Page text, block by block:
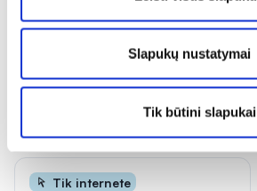
Slapukų nustatymai
Tik būtini slapukai
Dažnai perkama kartu
Tik internete